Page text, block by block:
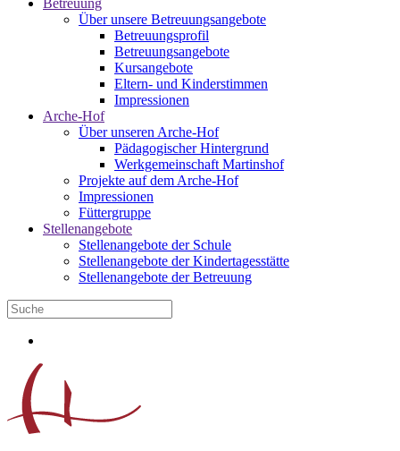
Betreuung
Über unsere Betreuungsangebote
Betreuungsprofil
Betreuungsangebote
Kursangebote
Eltern- und Kinderstimmen
Impressionen
Arche-Hof
Über unseren Arche-Hof
Pädagogischer Hintergrund
Werkgemeinschaft Martinshof
Projekte auf dem Arche-Hof
Impressionen
Füttergruppe
Stellenangebote
Stellenangebote der Schule
Stellenangebote der Kindertagesstätte
Stellenangebote der Betreuung